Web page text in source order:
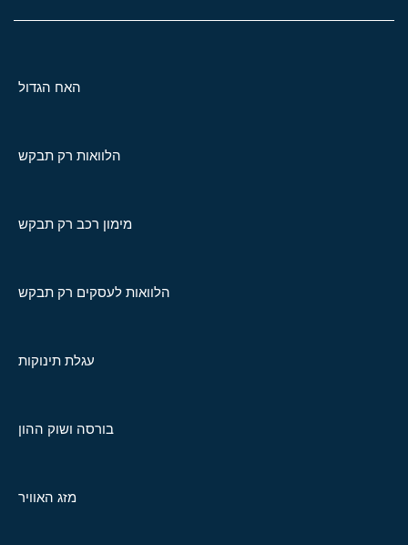
האח הגדול
הלוואות רק תבקש
מימון רכב רק תבקש
הלוואות לעסקים רק תבקש
עגלת תינוקות
בורסה ושוק ההון
מזג האוויר